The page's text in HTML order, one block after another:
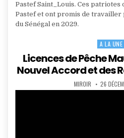
Pastef Saint_Louis. Ces
Pastef et ont promis de
du Sénégal en 2029.
Posted
in
A LA UNE
Licences de Pêche
Nouvel Accord et des
AUTHOR:
MIROIR
DATE:
26